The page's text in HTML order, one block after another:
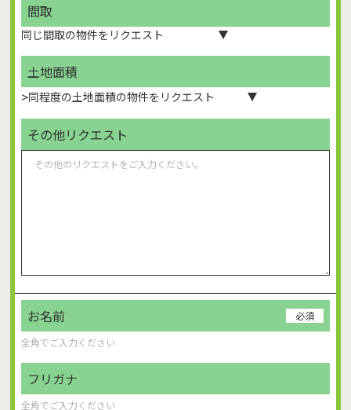
間取
土地面積
>
その他リクエスト
お名前 必須
フリガナ